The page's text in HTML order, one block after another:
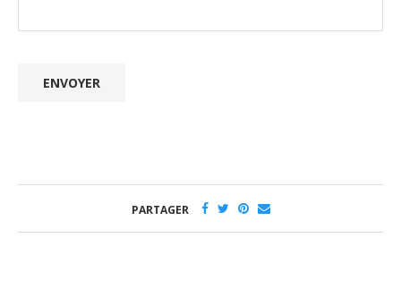
PARTAGER